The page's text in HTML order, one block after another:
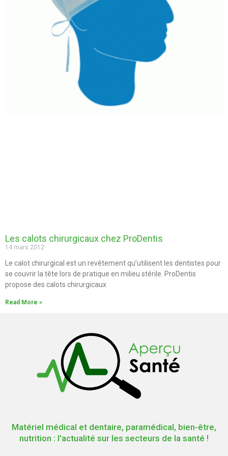
Les calots chirurgicaux chez ProDentis
14 mars 2012
Le calot chirurgical est un revêtement qu’utilisent les dentistes pour
se couvrir la tête lors de pratique en milieu stérile. ProDentis
propose des calots chirurgicaux
Read More »
Matériel médical et dentaire, paramédical, bien-être,
nutrition : l'actualité sur les secteurs de la santé !